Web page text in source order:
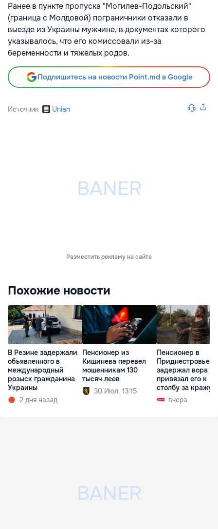
Ранее в пункте пропуска "Могилев-Подольский"
(граница с Молдовой) пограничники отказали в
выезде из Украины мужчине, в документах которого
указывалось, что его комиссовали из-за
беременности и тяжелых родов.
Подпишитесь на новости Point.md в Google
Источник Unian
Разместить рекламу на сайте
Похожие новости
В Резине задержали
объявленного в
международный
розыск гражданина
Украины
2 дня назад
Пенсионер из
Кишинева перевел
мошенникам 130
тысяч леев
30 Июл. 13:15
Пенсионер в
Приднестровье
задержал вора и
привязал его к
столбу за кражу
вчера